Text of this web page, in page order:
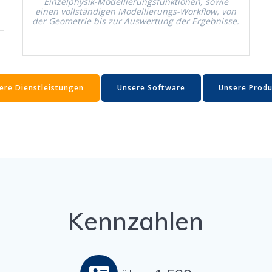
einen voll­ständi­gen Mod­­­­­­­­­­­­­­­­­el­lierungs-Work­flow, von
der Geome­trie bis zur Auswer­tung der Ergebnisse.
Dien­stleis­tun­gen Unsere Soft­ware Unsere
Kennzahlen